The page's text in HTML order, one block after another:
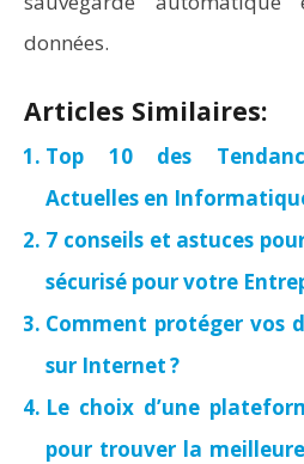
données.
Articles Similaires:
Top 10 des
Actuelles en
7 conseils et astuces
sécurisé pour votre
Comment protéger vos
sur Internet ?
Le choix d’une
pour trouver la